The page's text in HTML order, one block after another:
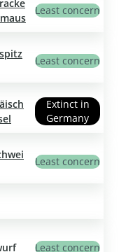
Least concern
Least concern
Extinct in
Germany
Least concern
Least concern